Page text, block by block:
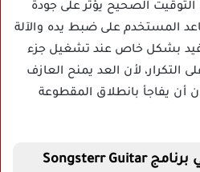
التوقيت الصحيح يؤثر على جودة
المستخدم على ضبط يده والآلة
بشكل خاص عند تشغيل جزء
التكرار، لأن العد يمنح العازف
أن يفاجأ بانطلاق المقطوعة
مكتبة التابات والأوتار في برنامج Songsterr Guitar